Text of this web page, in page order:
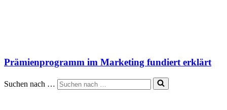
Prämienprogramm im Marketing fundiert erklärt
Suchen nach …